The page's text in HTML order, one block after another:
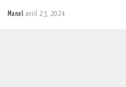
Manel avril 23, 2024